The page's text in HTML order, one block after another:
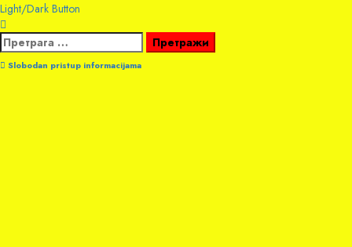
Light/Dark Button
Претрага
за:
Slobodan pristup informacijama